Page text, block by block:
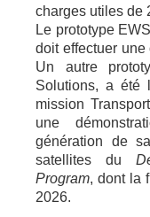
charges utiles de
Le prototype
doit effectuer
Un autre
Solutions, a été
mission
une
génération de
satellites du
Program, dont la
2026.